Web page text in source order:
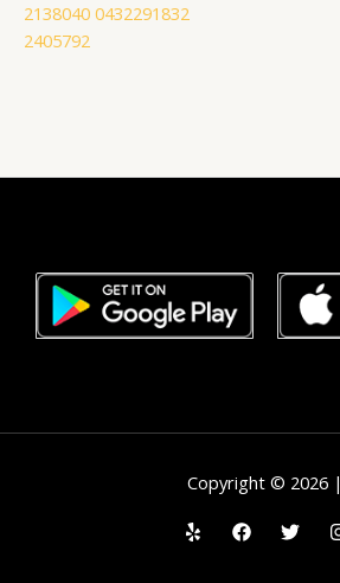
2138040 0432291832
2405792
Copyright © 2026 |